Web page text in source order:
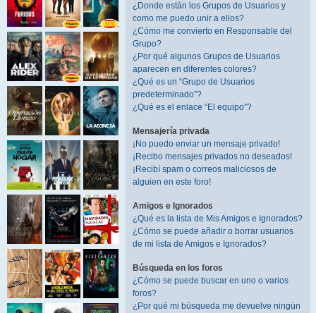
¿Donde están los Grupos de Usuarios y
como me puedo unir a ellos?
¿Cómo me convierto en Responsable del
Grupo?
¿Por qué algunos Grupos de Usuarios
aparecen en diferentes colores?
¿Qué es un “Grupo de Usuarios
predeterminado”?
¿Qué es el enlace “El equipo”?
Mensajería privada
¡No puedo enviar un mensaje privado!
¡Recibo mensajes privados no deseados!
¡Recibí spam o correos maliciosos de
alguien en este foro!
Amigos e Ignorados
¿Qué es la lista de Mis Amigos e Ignorados?
¿Cómo se puede añadir o borrar usuarios
de mi lista de Amigos e Ignorados?
Búsqueda en los foros
¿Cómo se puede buscar en uno o varios
foros?
¿Por qué mi búsqueda me devuelve ningún